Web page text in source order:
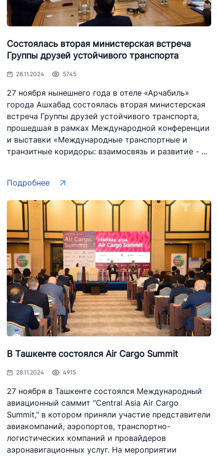
Состоялась вторая министерская встреча
Группы друзей устойчивого транспорта
28.11.2024 5745
27 ноября нынешнего года в отеле «Арчабиль»
города Ашхабад состоялась вторая министерская
встреча Группы друзей устойчивого транспорта,
прошедшая в рамках Международной конференции
и выставки «Международные транспортные и
транзитные коридоры: взаимосвязь и развитие - ...
Подробнее
В Ташкенте состоялся Air Cargo Summit
28.11.2024 4915
27 ноября в Ташкенте состоялся Международный
авиационный саммит "Central Asia Air Cargo
Summit," в котором приняли участие представители
авиакомпаний, аэропортов, транспортно-
логистических компаний и провайдеров
аэронавигационных услуг. На мероприятии